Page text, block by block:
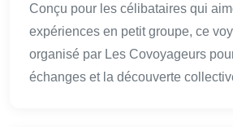
Conçu pour les célibataires qui
expériences en petit groupe, ce
organisé par Les Covoyageurs
échanges et la découverte